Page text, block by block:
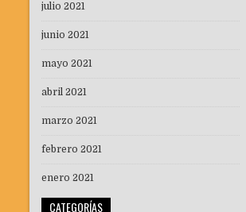
julio 2021
junio 2021
mayo 2021
abril 2021
marzo 2021
febrero 2021
enero 2021
CATEGORÍAS